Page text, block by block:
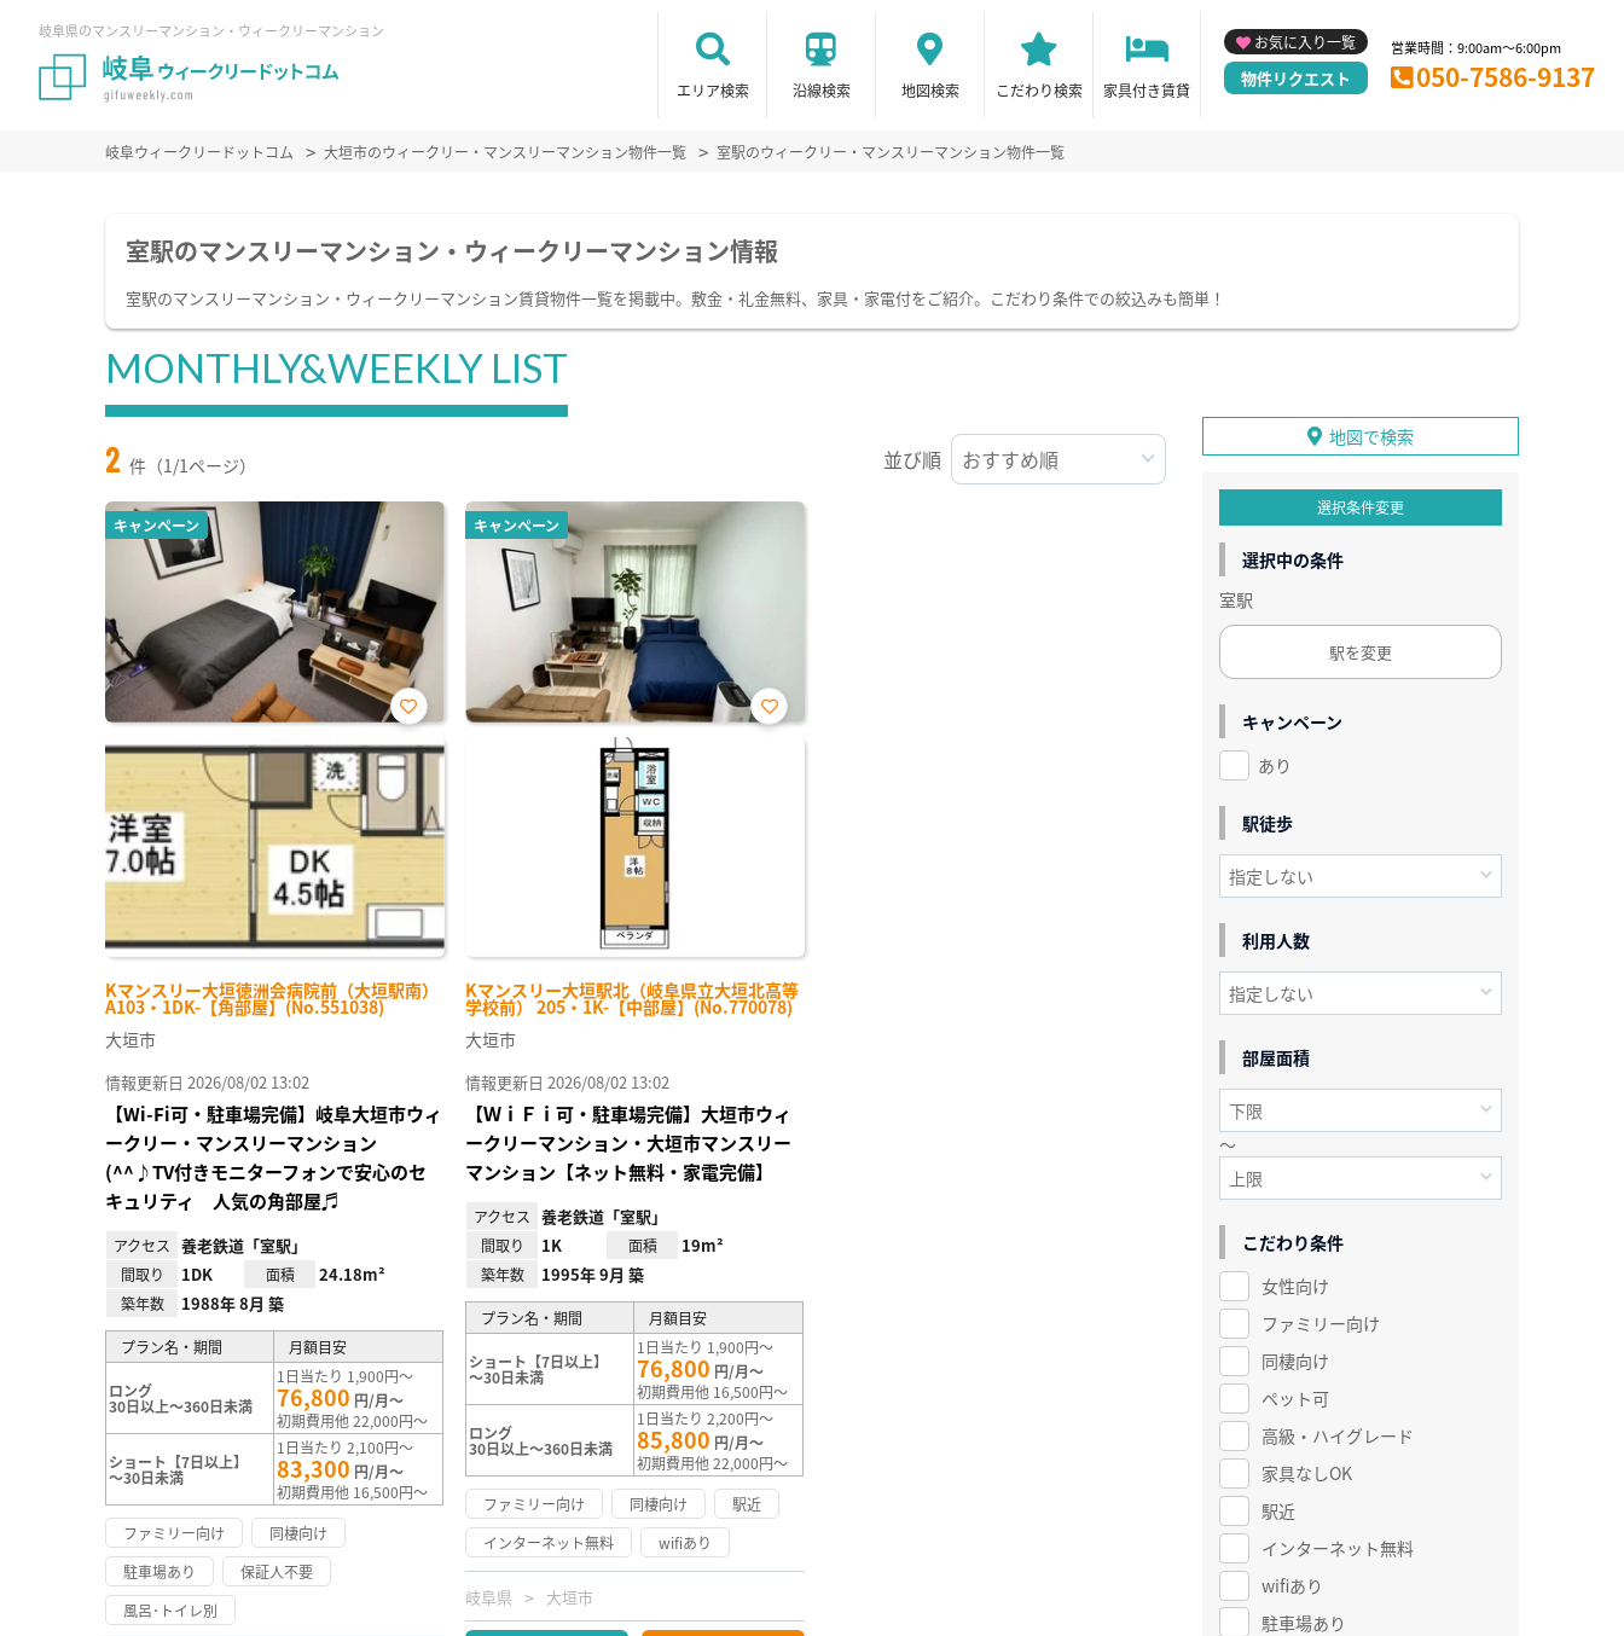
岐阜県のマンスリーマンション・ウィークリーマンション
エリア検索 沿線検索 地図検索 こだわり検索 家具付き賃貸
お気に入り一覧
物件リクエスト
営業時間：9:00am～6:00pm
050-7586-9137
岐阜ウィークリードットコム 大垣市のウィークリー・マンスリーマンション物件一覧 室駅のウィークリー・マンスリーマンション物件一覧
室駅のマンスリーマンション・ウィークリーマンション情報
室駅のマンスリーマンション・ウィークリーマンション賃貸物件一覧を掲載中。敷金・礼金無料、家具・家電付をご紹介。こだわり条件での絞込みも簡単！
MONTHLY&WEEKLY LIST
2 件（1/1ページ） 並び順
キャンペーン
Kマンスリー大垣徳洲会病院前（大垣駅南）
A103・1DK-【角部屋】(No.551038)
お気
に入
り登
録
大垣市
情報更新日 2026/08/02 13:02
【Wi-Fi可・駐車場完備】岐阜大垣市ウィ
ークリー・マンスリーマンション
(^^♪TV付きモニターフォンで安心のセ
キュリティ 人気の角部屋♬
アクセス 養老鉄道「室駅」
間取り 1DK 面積 24.18m²
築年数 1988年 8月 築
プラン名・期間 月額目安
ロング
30日以上～360日未満
1日当たり 1,900円～
76,800 円/月～
初期費用他 22,000円～
ショート【7日以上】
～30日未満
1日当たり 2,100円～
83,300 円/月～
初期費用他 16,500円～
ファミリー向け
同棲向け
駐車場あり
保証人不要
風呂･トイレ別
キャンペーン
Kマンスリー大垣駅北（岐阜県立大垣北高等
学校前） 205・1K-【中部屋】(No.770078)
お気
大垣市
情報更新日 2026/08/02 13:02
【ＷｉＦｉ可・駐車場完備】大垣市ウィ
ークリーマンション・大垣市マンスリー
マンション【ネット無料・家電完備】
アクセス 養老鉄道「室駅」
間取り 1K 面積 19m²
築年数 1995年 9月 築
プラン名・期間 月額目安
ショート【7日以上】
～30日未満
1日当たり 1,900円～
76,800 円/月～
初期費用他 16,500円～
ロング
30日以上～360日未満
1日当たり 2,200円～
85,800 円/月～
初期費用他 22,000円～
ファミリー向け
同棲向け
駅近
インターネット無料
wifiあり
岐阜県 大垣市
地図で検索
選択条件変更
選択中の条件
室駅
駅を変更
キャンペーン
あり
駅徒歩
利用人数
部屋面積
～
こだわり条件
女性向け
ファミリー向け
同棲向け
ペット可
高級・ハイグレード
家具なしOK
駅近
インターネット無料
wifiあり
駐車場あり